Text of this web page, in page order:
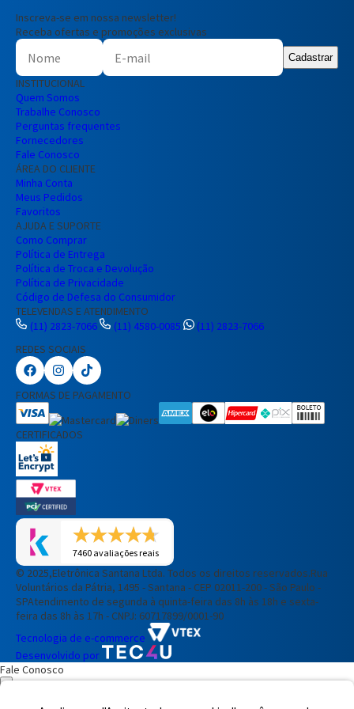
Inscreva-se em nossa newsletter!
Receba ofertas e promoções exclusivas
Cadastrar
INSTITUCIONAL
Quem Somos
Trabalhe Conosco
Perguntas frequentes
Fornecedores
Fale Conosco
ÁREA DO CLIENTE
Minha Conta
Meus Pedidos
Favoritos
AJUDA E SUPORTE
Como Comprar
Política de Entrega
Política de Troca e Devolução
Política de Privacidade
Código de Defesa do Consumidor
TELEVENDAS E ATENDIMENTO
(11) 2823-7066
(11) 4580-0085
(11) 2823-7066
REDES SOCIAIS
FORMAS DE PAGAMENTO
CERTIFICADOS
7460 avaliações reais
© 2025,Eletrônica Santana Ltda. Todos os direitos reservados.Rua
Voluntários da Pátria, 1495 - Santana - CEP 02011-200 - São Paulo -
SPAtendimento de segunda à quinta-feira das 8h às 18h e sexta-
feira das 8h às 17h - CNPJ: 60717899/0001-90
Tecnologia de e-commerce
Desenvolvido por
Fale Conosco